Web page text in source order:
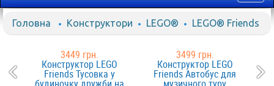
Головна Конструктори LEGO® LEGO® Friends
3449 грн.
Конструктор LEGO
Friends Тусовка у
3499 грн.
Конструктор LEGO
Friends Автобус для